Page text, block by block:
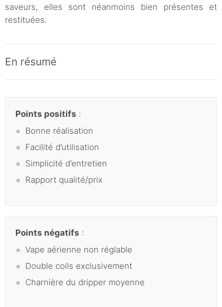
saveurs, elles sont néanmoins bien présentes et
restituées.
En résumé
Points positifs :
Bonne réalisation
Facilité d’utilisation
Simplicité d’entretien
Rapport qualité/prix
Points négatifs :
Vape aérienne non réglable
Double coils exclusivement
Charnière du dripper moyenne